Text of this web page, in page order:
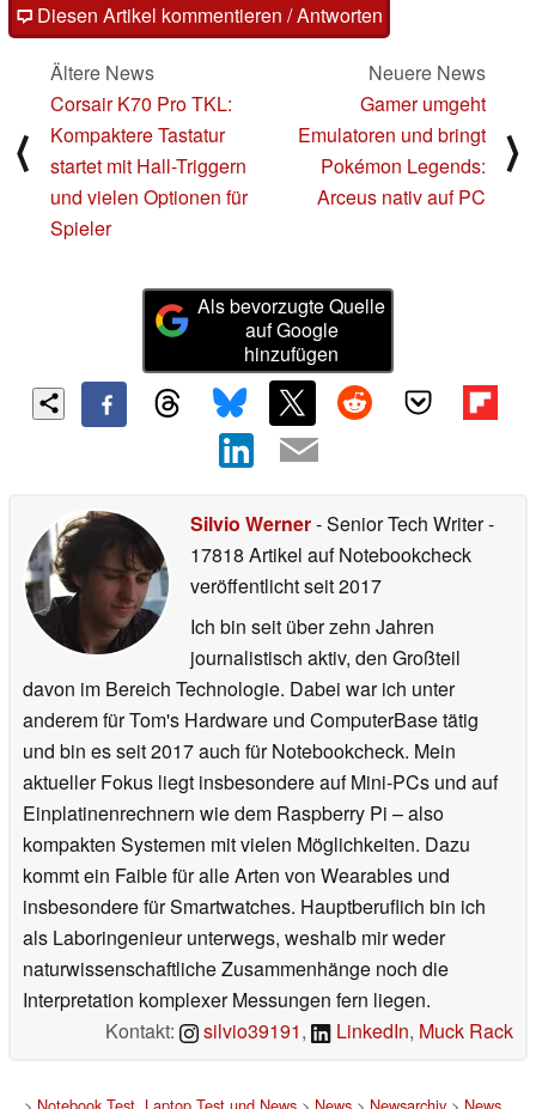
Diesen Artikel kommentieren / Antworten
⟨
Ältere News
Corsair K70 Pro TKL:
Kompaktere Tastatur
startet mit Hall-Triggern
und vielen Optionen für
Spieler
Neuere News
Gamer umgeht
Emulatoren und bringt
Pokémon Legends:
Arceus nativ auf PC
⟩
Als bevorzugte Quelle
auf Google
hinzufügen
Silvio Werner- Senior Tech Writer-
17818 Artikel auf Notebookcheck
veröffentlichtseit 2017
Ich bin seit über zehn Jahren
journalistisch aktiv, den Großteil
davon im Bereich Technologie. Dabei war ich unter
anderem für Tom's Hardware und ComputerBase tätig
und bin es seit 2017 auch für Notebookcheck. Mein
aktueller Fokus liegt insbesondere auf Mini-PCs und auf
Einplatinenrechnern wie dem Raspberry Pi – also
kompakten Systemen mit vielen Möglichkeiten. Dazu
kommt ein Faible für alle Arten von Wearables und
insbesondere für Smartwatches. Hauptberuflich bin ich
als Laboringenieur unterwegs, weshalb mir weder
naturwissenschaftliche Zusammenhänge noch die
Interpretation komplexer Messungen fern liegen.
Kontakt:
silvio39191, LinkedIn, Muck Rack